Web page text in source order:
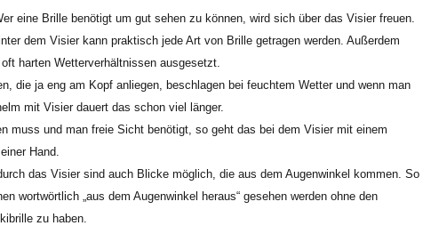
eine Brille benötigt um gut sehen zu können, wird sich über das Visier freuen.
dem Visier kann praktisch jede Art von Brille getragen werden. Außerdem
harten Wetterverhältnissen ausgesetzt.
die ja eng am Kopf anliegen, beschlagen bei feuchtem Wetter und wenn man
mit Visier dauert das schon viel länger.
muss und man freie Sicht benötigt, so geht das bei dem Visier mit einem
Hand.
das Visier sind auch Blicke möglich, die aus dem Augenwinkel kommen. So
wortwörtlich „aus dem Augenwinkel heraus“ gesehen werden ohne den
zu haben.